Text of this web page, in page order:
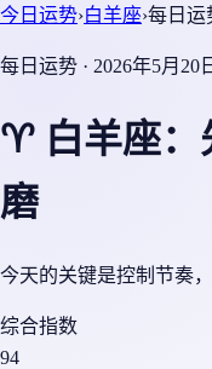
今日运势›白羊座›每日运
每日运势 · 2026年5月20
♈ 白羊座
磨
今天的关键是控制节奏
综合指数
94